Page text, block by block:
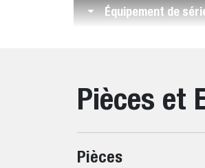
Équipement de
Pièces et
Pièces